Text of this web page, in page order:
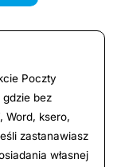
Poczty
gdzie bez
Word, ksero,
zastanawiasz
własnej